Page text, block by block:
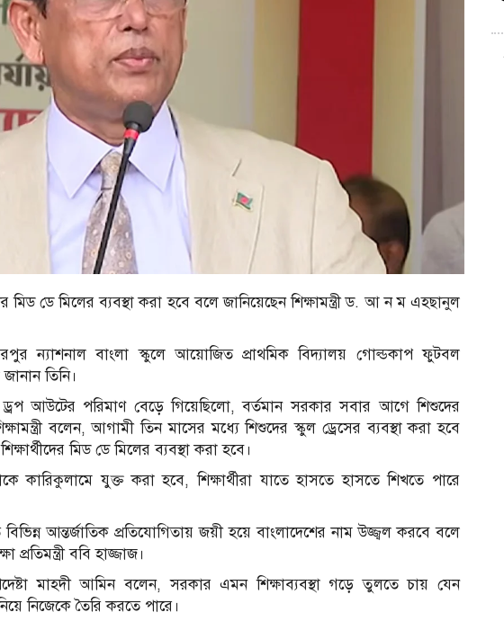
মিড ডে মিলের ব্যবস্থা করা হবে বলে জানিয়েছেন শিক্ষামন্ত্রী ড. আ ন ম এহছানুল
ন্যাশনাল বাংলা স্কুলে আয়োজিত প্রাথমিক বিদ্যালয় গোল্ডকাপ ফুটবল
তিনি।
ড্রপ আউটের পরিমাণ বেড়ে গিয়েছিলো, বর্তমান সরকার সবার আগে শিশুদের
বলেন, আগামী তিন মাসের মধ্যে শিশুদের স্কুল ড্রেসের ব্যবস্থা করা হবে
মিড ডে মিলের ব্যবস্থা করা হবে।
কারিকুলামে যুক্ত করা হবে, শিক্ষার্থীরা যাতে হাসতে হাসতে শিখতে পারে
আন্তর্জাতিক প্রতিযোগিতায় জয়ী হয়ে বাংলাদেশের নাম উজ্জ্বল করবে বলে
ববি হাজ্জাজ।
মাহদী আমিন বলেন, সরকার এমন শিক্ষাব্যবস্থা গড়ে তুলতে চায় যেন
নিজেকে তৈরি করতে পারে।